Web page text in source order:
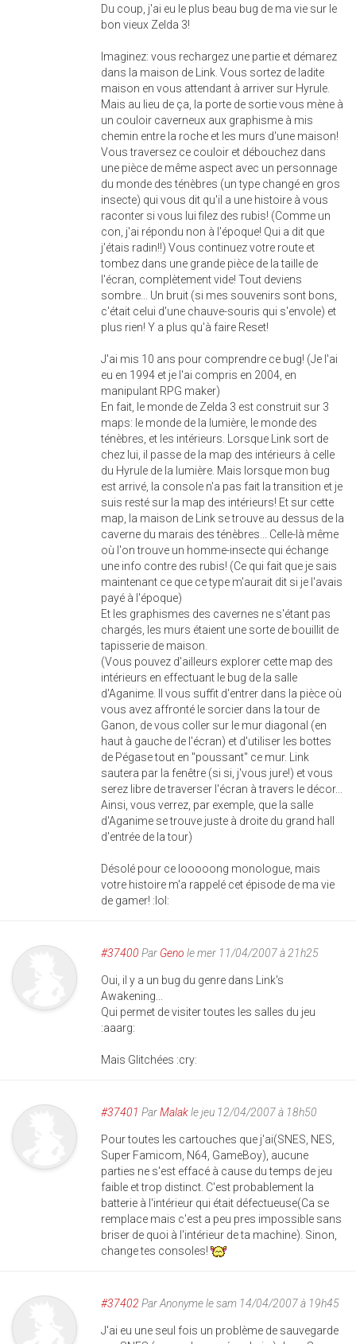
Du coup, j'ai eu le plus beau bug de ma vie sur le
bon vieux Zelda 3!
Imaginez: vous rechargez une partie et démarez
dans la maison de Link. Vous sortez de ladite
maison en vous attendant à arriver sur Hyrule.
Mais au lieu de ça, la porte de sortie vous mène à
un couloir caverneux aux graphisme à mis
chemin entre la roche et les murs d'une maison!
Vous traversez ce couloir et débouchez dans
une pièce de même aspect avec un personnage
du monde des ténèbres (un type changé en gros
insecte) qui vous dit qu'il a une histoire à vous
raconter si vous lui filez des rubis! (Comme un
con, j'ai répondu non à l'époque! Qui a dit que
j'étais radin!!) Vous continuez votre route et
tombez dans une grande pièce de la taille de
l'écran, complètement vide! Tout deviens
sombre... Un bruit (si mes souvenirs sont bons,
c'était celui d'une chauve-souris qui s'envole) et
plus rien! Y a plus qu'à faire Reset!
J'ai mis 10 ans pour comprendre ce bug! (Je l'ai
eu en 1994 et je l'ai compris en 2004, en
manipulant RPG maker)
En fait, le monde de Zelda 3 est construit sur 3
maps: le monde de la lumière, le monde des
ténèbres, et les intérieurs. Lorsque Link sort de
chez lui, il passe de la map des intérieurs à celle
du Hyrule de la lumière. Mais lorsque mon bug
est arrivé, la console n'a pas fait la transition et je
suis resté sur la map des intérieurs! Et sur cette
map, la maison de Link se trouve au dessus de la
caverne du marais des ténèbres... Celle-là même
où l'on trouve un homme-insecte qui échange
une info contre des rubis! (Ce qui fait que je sais
maintenant ce que ce type m'aurait dit si je l'avais
payé à l'époque)
Et les graphismes des cavernes ne s'étant pas
chargés, les murs étaient une sorte de bouillit de
tapisserie de maison.
(Vous pouvez d'ailleurs explorer cette map des
intérieurs en effectuant le bug de la salle
d'Aganime. Il vous suffit d'entrer dans la pièce où
vous avez affronté le sorcier dans la tour de
Ganon, de vous coller sur le mur diagonal (en
haut à gauche de l'écran) et d'utiliser les bottes
de Pégase tout en "poussant" ce mur. Link
sautera par la fenêtre (si si, j'vous jure!) et vous
serez libre de traverser l'écran à travers le décor...
Ainsi, vous verrez, par exemple, que la salle
d'Aganime se trouve juste à droite du grand hall
d'entrée de la tour)
Désolé pour ce looooong monologue, mais
votre histoire m'a rappelé cet épisode de ma vie
de gamer! :lol:
#37400 Par Geno le mer 11/04/2007 à 21h25
Oui, il y a un bug du genre dans Link's
Awakening...
Qui permet de visiter toutes les salles du jeu
:aaarg:
Mais Glitchées :cry:
#37401 ParMalakle jeu 12/04/2007 à 18h50
Pour toutes les cartouches que j'ai(SNES, NES,
Super Famicom, N64, GameBoy), aucune
parties ne s'est effacé à cause du temps de jeu
faible et trop distinct. C'est probablement la
batterie à l'intérieur qui était défectueuse(Ca se
remplace mais c'est a peu pres impossible sans
briser de quoi à l'intérieur de ta machine). Sinon,
change tes consoles!
#37402 ParAnonymele sam 14/04/2007 à 19h45
J'ai eu une seul fois un problème de sauvegarde